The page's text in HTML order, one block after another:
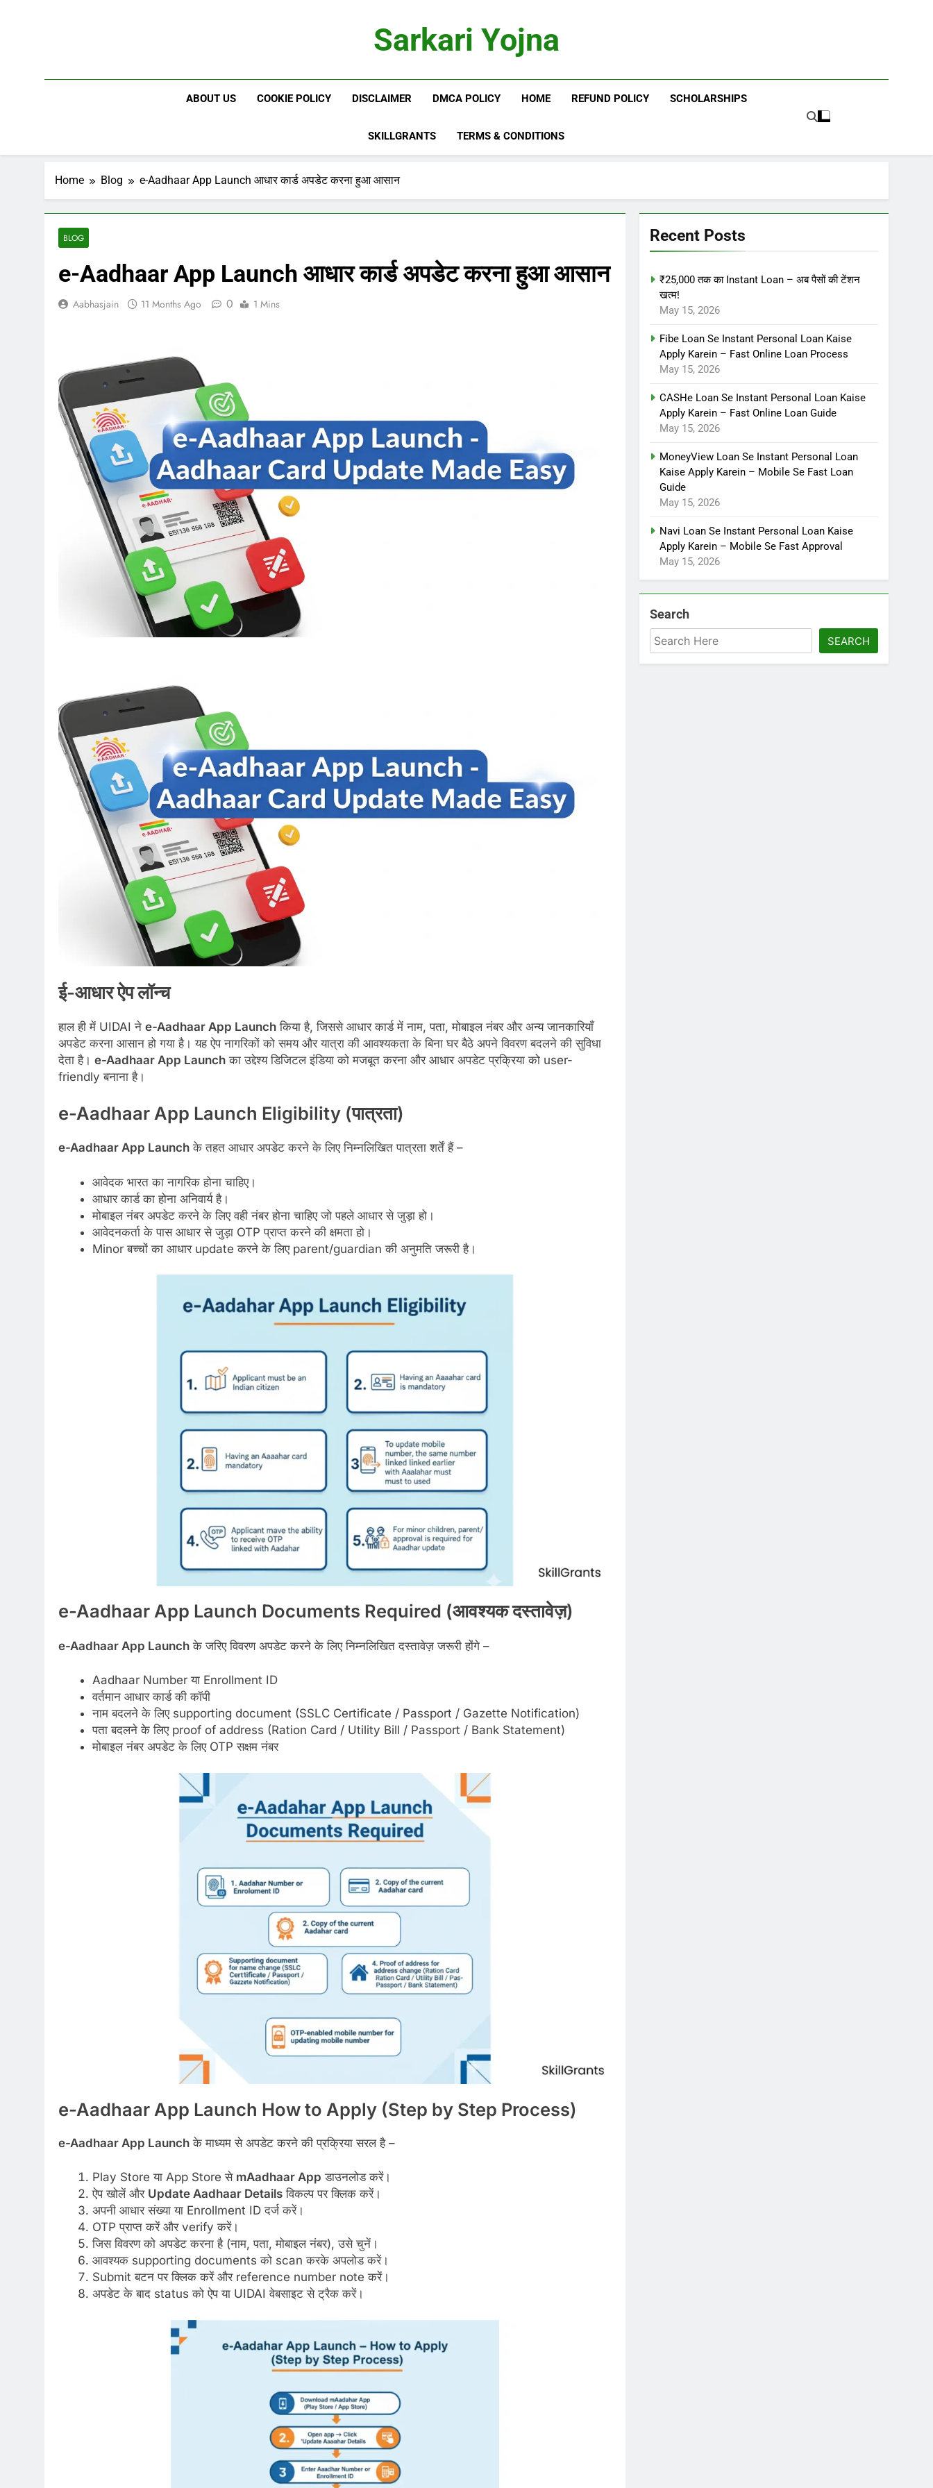
Sarkari Yojna
ABOUT US COOKIE POLICY DISCLAIMER DMCA POLICY HOME REFUND POLICY SCHOLARSHIPS
SKILLGRANTS TERMS & CONDITIONS
Home Blog e-Aadhaar App Launch आधार कार्ड अपडेट करना हुआ आसान
BLOG
e-Aadhaar App Launch आधार कार्ड अपडेट करना हुआ आसान
Aabhasjain 11 Months Ago 0 1 Mins
ई-आधार ऐप लॉन्च
हाल ही में UIDAI ने e-Aadhaar App Launch किया है, जिससे आधार कार्ड में नाम, पता, मोबाइल नंबर और अन्य जानकारियाँ
अपडेट करना आसान हो गया है। यह ऐप नागरिकों को समय और यात्रा की आवश्यकता के बिना घर बैठे अपने विवरण बदलने की सुविधा
देता है। e-Aadhaar App Launch का उद्देश्य डिजिटल इंडिया को मजबूत करना और आधार अपडेट प्रक्रिया को user-
friendly बनाना है।
e-Aadhaar App Launch Eligibility (पात्रता)
e-Aadhaar App Launch के तहत आधार अपडेट करने के लिए निम्नलिखित पात्रता शर्तें हैं –
आवेदक भारत का नागरिक होना चाहिए।
आधार कार्ड का होना अनिवार्य है।
मोबाइल नंबर अपडेट करने के लिए वही नंबर होना चाहिए जो पहले आधार से जुड़ा हो।
आवेदनकर्ता के पास आधार से जुड़ा OTP प्राप्त करने की क्षमता हो।
Minor बच्चों का आधार update करने के लिए parent/guardian की अनुमति जरूरी है।
e-Aadhaar App Launch Documents Required (आवश्यक दस्तावेज़)
e-Aadhaar App Launch के जरिए विवरण अपडेट करने के लिए निम्नलिखित दस्तावेज़ जरूरी होंगे –
Aadhaar Number या Enrollment ID
वर्तमान आधार कार्ड की कॉपी
नाम बदलने के लिए supporting document (SSLC Certificate / Passport / Gazette Notification)
पता बदलने के लिए proof of address (Ration Card / Utility Bill / Passport / Bank Statement)
मोबाइल नंबर अपडेट के लिए OTP सक्षम नंबर
e-Aadhaar App Launch How to Apply (Step by Step Process)
e-Aadhaar App Launch के माध्यम से अपडेट करने की प्रक्रिया सरल है –
Play Store या App Store से mAadhaar App डाउनलोड करें।
ऐप खोलें और Update Aadhaar Detailsविकल्प पर क्लिक करें।
अपनी आधार संख्या या Enrollment ID दर्ज करें।
OTP प्राप्त करें और verify करें।
जिस विवरण को अपडेट करना है (नाम, पता, मोबाइल नंबर), उसे चुनें।
आवश्यक supporting documents को scan करके अपलोड करें।
Submit बटन पर क्लिक करें और reference number note करें।
अपडेट के बाद status को ऐप या UIDAI वेबसाइट से ट्रैक करें।
Recent Posts
₹25,000 तक का Instant Loan – अब पैसों की टेंशन
खत्म!
May 15, 2026
Fibe Loan Se Instant Personal Loan Kaise
Apply Karein – Fast Online Loan Process
May 15, 2026
CASHe Loan Se Instant Personal Loan Kaise
Apply Karein – Fast Online Loan Guide
May 15, 2026
MoneyView Loan Se Instant Personal Loan
Kaise Apply Karein – Mobile Se Fast Loan
Guide
May 15, 2026
Navi Loan Se Instant Personal Loan Kaise
Apply Karein – Mobile Se Fast Approval
May 15, 2026
Search
SEARCH